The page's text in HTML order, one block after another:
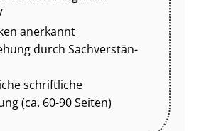
anerkannt
durch Sach­ver­stän­
schriftliche
(ca. 60-90 Seiten)